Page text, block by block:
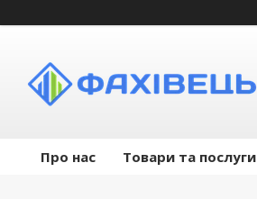
Про нас Товари та послуги